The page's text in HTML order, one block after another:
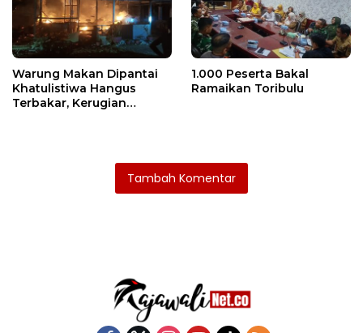
Warung Makan Dipantai
Khatulistiwa Hangus
Terbakar, Kerugian
1.000 Peserta Bakal
Ramaikan Toribulu
Tambah Komentar